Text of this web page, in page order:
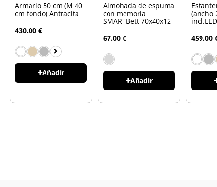
Armario 50 cm (M 40
cm fondo) Antracita
430.00 €
Añadir
Almohada de espuma
con memoria
SMARTBett 70x40x12
67.00 €
Añadir
(ancho
459.00